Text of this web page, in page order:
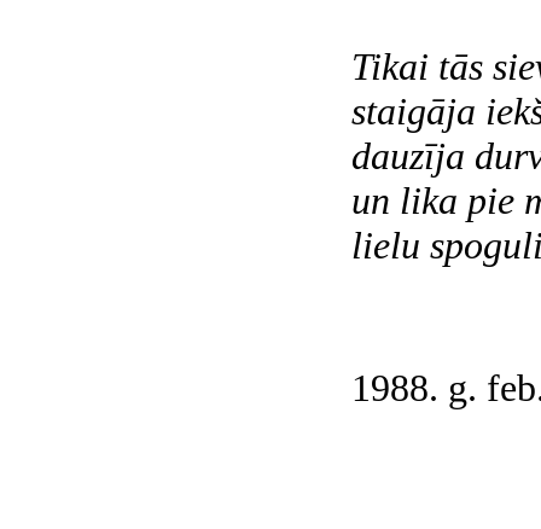
Tikai tās
staigāja
dauzīja
un lika pie
lielu
1988. g.